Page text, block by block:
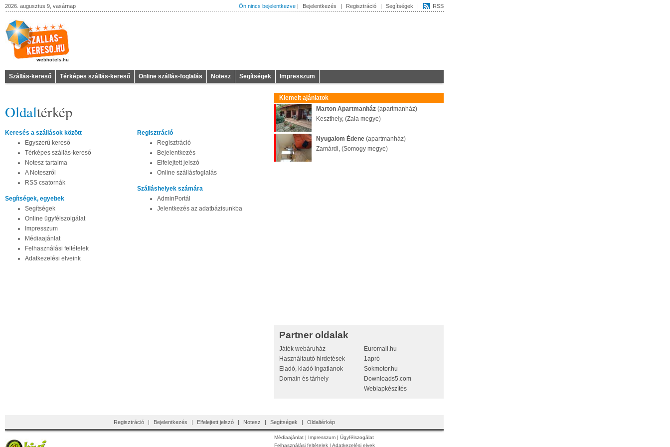
2026. augusztus 9, vasárnap Ön nincs bejelentkezve | Bejelentkezés | Regisztráció | Segítségek | RSS
Szállás-kereső Térképes szállás-kereső Online szállás-foglalás Notesz Segítségek Impresszum
Oldaltérkép
Keresés a szállások között
Egyszerű kereső
Térképes szállás-kereső
Notesz tartalma
A Noteszről
RSS csatornák
Segítségek, egyebek
Segítségek
Online ügyfélszolgálat
Impresszum
Médiaajánlat
Felhasználási feltételek
Adatkezelési elveink
Regisztráció
Regisztráció
Bejelentkezés
Elfelejtett jelszó
Online szállásfoglalás
Szálláshelyek számára
AdminPortál
Jelentkezés az adatbázisunkba
Kiemelt ajánlatok
Marton Apartmanház (apartmanház)
Keszthely, (Zala megye)
Nyugalom Édene (apartmanház)
Zamárdi, (Somogy megye)
Partner oldalak
Játék webáruház
Használtautó hirdetések
Eladó, kiadó ingatlanok
Domain és tárhely
Euromail.hu
1apró
Sokmotor.hu
Downloads5.com
Weblapkészítés
Regisztráció | Bejelentkezés | Elfelejtett jelszó | Notesz | Segítségek | Oldaltérkép
Médiaajánlat | Impresszum | Ügyfélszogálat
Felhasználási feltételek | Adatkezelési elvek